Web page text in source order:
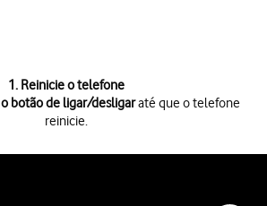
1. Reinicie o telefone
o botão de ligar/desligaraté que o telefone
reinicie.